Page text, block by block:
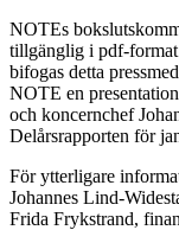
NOTEs
tillgänglig i pdf-
bifogas detta
NOTE en
och koncernchef
Delårsrapporten för
För ytterligare
Johannes Lind-
Frida Frykstrand,